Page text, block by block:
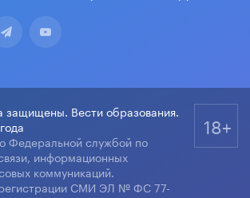
Вести образования.
Федеральной службой по
информационных
коммуникаций.
регистрации СМИ ЭЛ № ФС 77-
18+